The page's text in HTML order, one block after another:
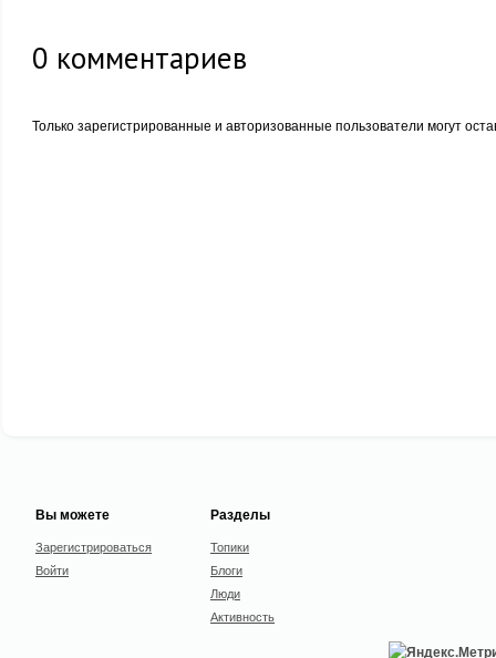
0 комментариев
Только зарегистрированные и авторизованные пользователи могут
Вы можете
Зарегистрироваться
Войти
Разделы
Топики
Блоги
Люди
Активность